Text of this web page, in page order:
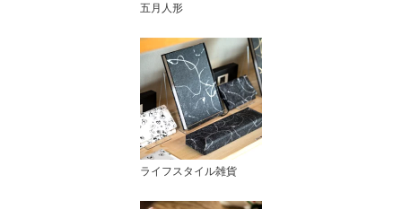
五月人形
ライフスタイル雑貨